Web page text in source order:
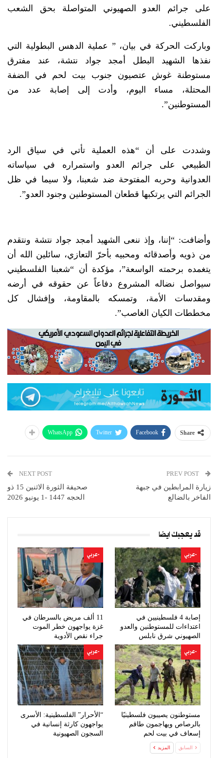
على جرائم العدو الصهيوني المتواصلة بحق الشعب
الفلسطيني.
وباركت الحركة في بيان، ” عملية الدهس البطولية التي
نفذها الشهيد البطل أمجد جواد نتشة، عند مفترق
مستوطنة غوش عتصيون جنوب بيت لحم في الضفة
المحتلة، مساء اليوم، وأدت إلى إصابة عدد من
المستوطنين”.
وشددت على أن “هذه العملية تأتي في سياق الرد
الطبيعي على جرائم العدو واستمراره في سياساته
العدوانية وحربه المفتوحة ضد شعبنا، ولا سيما في ظل
الجرائم التي يرتكبها قطعان المستوطنين وجنود العدو”.
وأضافت: “إننا، وإذ ننعى الشهيد أمجد جواد نتشة ونتقدم
من ذويه وأصدقائه ومحبيه بأحرّ التعازي، سائلين الله أن
يتغمده برحمته الواسعة”، مؤكدة أن “شعبنا الفلسطيني
سيواصل نضاله المشروع دفاعاً عن حقوقه في أرضه
ومقدسات الأمة، وتمسكه بالمقاومة، وإفشال كل
مخططات الكيان الغاصب”.
Share
Facebook
Twitter
WhatsApp
زيارة المرابطين في جبهة
الفاخر بالضالع
NEXT POST
صحيفة الثورة الاثنين 15 ذو
الحجه 1447 -1 يونيو 2026
قد يعجبك ايضا
-عربي
إصابة 4 فلسطينيين في
اعتداءات للمستوطنين والعدو
الصهيوني شرق نابلس
-عربي
11 ألف مريض بالسرطان في
غزة يواجهون خطر الموت
جراء نقص الأدوية
-عربي
مستوطنون يصيبون فلسطينيًا
بالرصاص ويهاجمون طاقم
إسعاف في بيت لحم
-عربي
“الأحرار” الفلسطينية: الأسرى
يواجهون كارثة إنسانية في
السجون الصهيونية
السابق المزيد